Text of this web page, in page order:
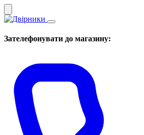
Зателефонувати до магазину: